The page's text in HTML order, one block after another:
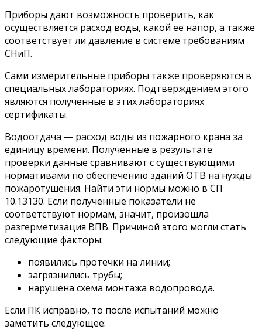
Приборы дают возможность проверить, как
осуществляется расход воды, какой ее напор, а также
соответствует ли давление в системе требованиям
СНиП.
Сами измерительные приборы также проверяются в
специальных лабораториях. Подтверждением этого
являются полученные в этих лабораториях
сертификаты.
Водоотдача — расход воды из пожарного крана за
единицу времени. Полученные в результате
проверки данные сравнивают с существующими
нормативами по обеспечению зданий ОТВ на нужды
пожаротушения. Найти эти нормы можно в СП
10.13130. Если полученные показатели не
соответствуют нормам, значит, произошла
разгерметизация ВПВ. Причиной этого могли стать
следующие факторы:
появились протечки на линии;
загрязнились трубы;
нарушена схема монтажа водопровода.
Если ПК исправно, то после испытаний можно
заметить следующее: